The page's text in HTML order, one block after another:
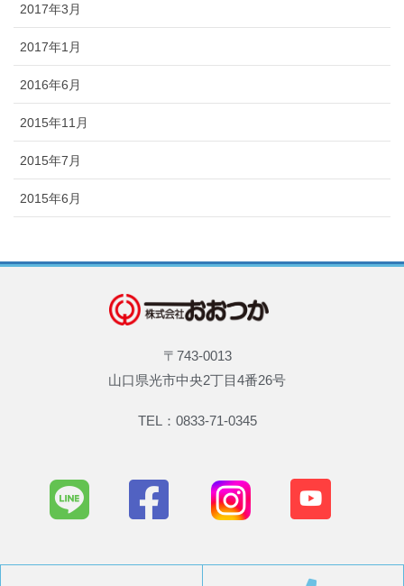
2017年3月
2017年1月
2016年6月
2015年11月
2015年7月
2015年6月
〒743-0013
山口県光市中央2丁目4番26号
TEL：0833-71-0345